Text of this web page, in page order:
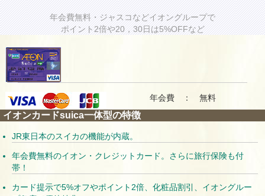
年会費無料・ジャスコなどイオングループで
ポイント2倍や20，30日は5%OFFなど
年会費 ： 無料
イオンカードsuica一体型の特徴
JR東日本のスイカの機能が内蔵。
年会費無料のイオン・クレジットカード。さらに旅行保険も付
帯！
カード提示で5%オフやポイント2倍、化粧品割引、イオングルー